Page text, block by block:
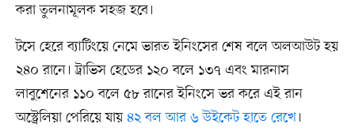
করা তুলনামূলক সহজ হবে।
টসে হেরে ব্যাটিংয়ে নেমে ভারত ইনিংসের শেষ বলে অলআউট হয়
২৪০ রানে। ট্রাভিস হেডের ১২০ বলে ১৩৭ এবং মারনাস
লাবুশেনের ১১০ বলে ৫৮ রানের ইনিংসে ভর করে এই রান
অস্ট্রেলিয়া পেরিয়ে যায়৪২ বল আর ৬ উইকেট হাতে রেখে।